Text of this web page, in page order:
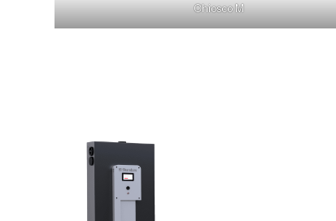
Chiosco M